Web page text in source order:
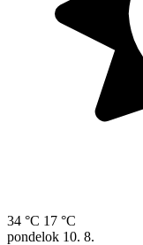
34 °C 17 °C
pondelok 10. 8.